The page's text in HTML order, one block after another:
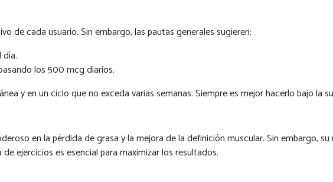
de cada usuario. Sin embargo, las pautas generales sugieren:
los 500 mcg diarios.
y en un ciclo que no exceda varias semanas. Siempre es mejor hacerlo bajo la
en la pérdida de grasa y la mejora de la definición muscular. Sin embargo,
ejercicios es esencial para maximizar los resultados.